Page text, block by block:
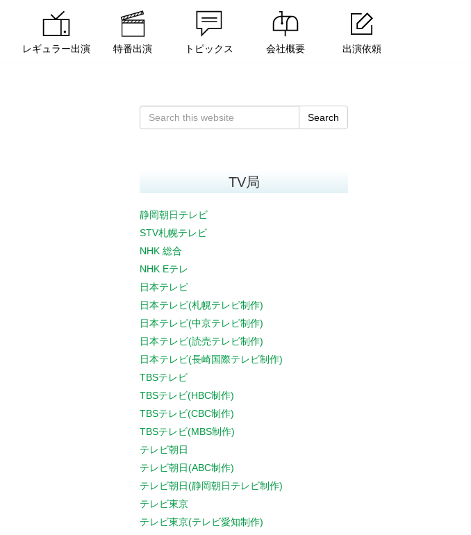
レギュラー出演 特番出演 トピックス 会社概要 出演依頼
Search
TV局
静岡朝日テレビ
STV札幌テレビ
NHK 総合
NHK Eテレ
日本テレビ
日本テレビ(札幌テレビ制作)
日本テレビ(中京テレビ制作)
日本テレビ(読売テレビ制作)
日本テレビ(長崎国際テレビ制作)
TBSテレビ
TBSテレビ(HBC制作)
TBSテレビ(CBC制作)
TBSテレビ(MBS制作)
テレビ朝日
テレビ朝日(ABC制作)
テレビ朝日(静岡朝日テレビ制作)
テレビ東京
テレビ東京(テレビ愛知制作)